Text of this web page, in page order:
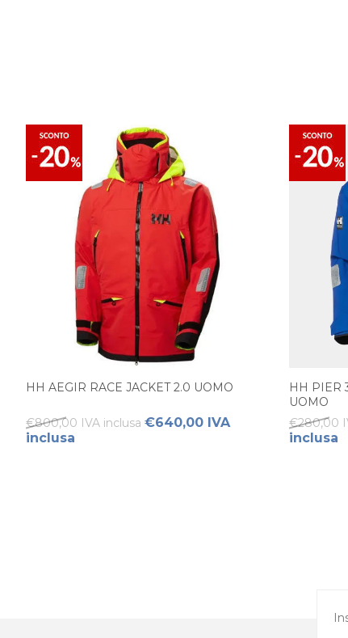
HH AEGIR RACE JACKET 2.0 UOMO
€800,00 IVA inclusa €640,00 IVA
inclusa
HH PIER
UOMO
€280,00
inclusa